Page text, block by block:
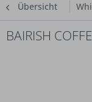
Übersicht
BAIRISH